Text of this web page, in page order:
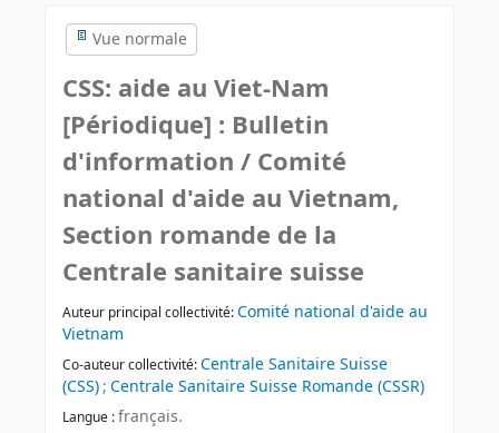
Vue normale
CSS: aide au Viet-Nam
[Périodique] : Bulletin
d'information / Comité
national d'aide au Vietnam,
Section romande de la
Centrale sanitaire suisse
Auteur principal collectivité:Comité national d'aide au
Vietnam
Co-auteur collectivité:Centrale Sanitaire Suisse
(CSS);Centrale Sanitaire Suisse Romande (CSSR)
Langue :français.